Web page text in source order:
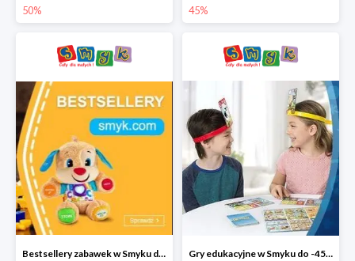
50% 45%
Bestsellery zabawek w Smyku do -45% Gry edukacyjne w Smyku do -45%